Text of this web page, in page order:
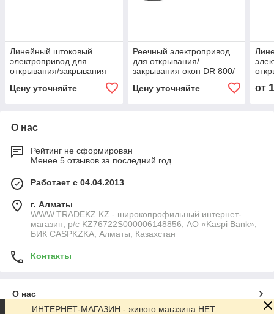
Линейный штоковый
электропривод для
открывания/закрывания
окон DV 2000/… AO DV S
2000/… AO DV R
Цену уточняйте
Реечный электропривод
для открывания/
закрывания окон DR 800/
Цену уточняйте от
О нас
Рейтинг не сформирован
Менее 5 отзывов за последний год
Работает с 04.04.2013
г. Алматы
WWW.TRADEKZ.KZ - широкопрофильный интернет-
магазин, р/с KZ76722S000006148856, АО «Kaspi Bank»,
БИК CASPKZKA, Алматы, Казахстан
Контакты
О нас
ИНТЕРНЕТ-МАГАЗИН - живого магазина НЕТ.